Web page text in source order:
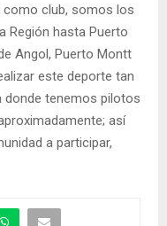
como club, somos los
Región hasta Puerto
Angol, Puerto Montt
este deporte tan
donde tenemos pilotos
así
a participar,